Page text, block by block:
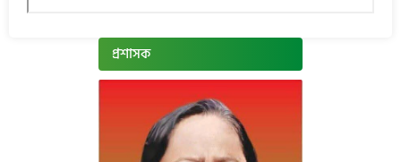
প্রশাসক